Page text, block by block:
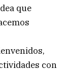
que
con